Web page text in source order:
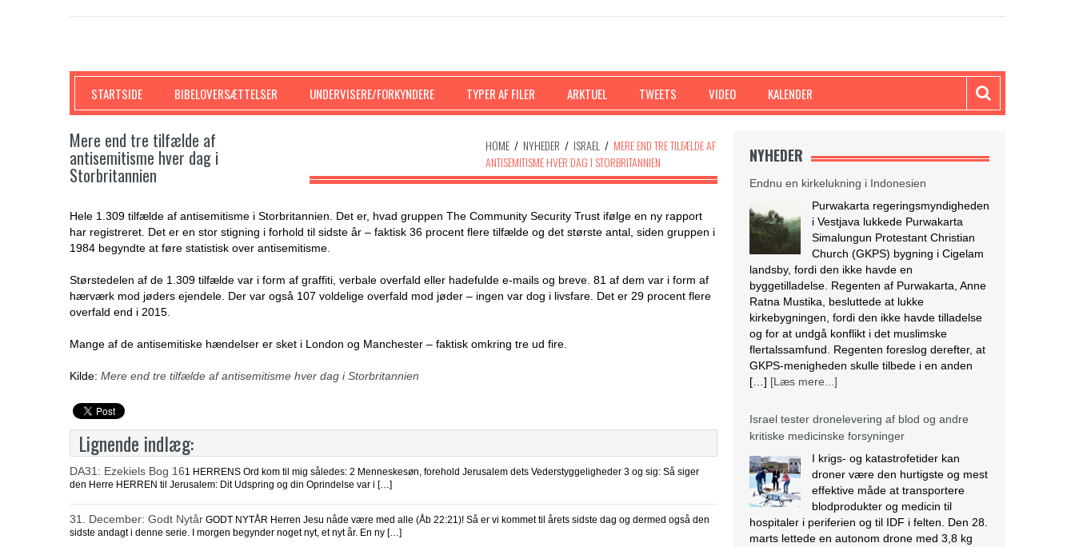
SKRIFTEN
STARTSIDE BIBELOVERSÆTTELSER UNDERVISERE/FORKYNDERE TYPER AF FILER ARKTUEL TWEETS VIDEO KALENDER
HOME / NYHEDER / ISRAEL / MERE END TRE TILFÆLDE AF
ANTISEMITISME HVER DAG I STORBRITANNIEN
Mere end tre tilfælde af
antisemitisme hver dag i
Storbritannien
Hele 1.309 tilfælde af antisemitisme i Storbritannien. Det er, hvad gruppen The Community Security Trust ifølge en ny rapport
har registreret. Det er en stor stigning i forhold til sidste år – faktisk 36 procent flere tilfælde og det største antal, siden gruppen i
1984 begyndte at føre statistisk over antisemitisme.
Størstedelen af de 1.309 tilfælde var i form af graffiti, verbale overfald eller hadefulde e-mails og breve. 81 af dem var i form af
hærværk mod jøders ejendele. Der var også 107 voldelige overfald mod jøder – ingen var dog i livsfare. Det er 29 procent flere
overfald end i 2015.
Mange af de antisemitiske hændelser er sket i London og Manchester – faktisk omkring tre ud fire.
Kilde: Mere end tre tilfælde af antisemitisme hver dag i Storbritannien
Lignende indlæg:
DA31: Ezekiels Bog 161 HERRENS Ord kom til mig således: 2 Menneskesøn, forehold Jerusalem dets Vederstyggeligheder 3 og sig: Så siger
den Herre HERREN til Jerusalem: Dit Udspring og din Oprindelse var i […]
31. December: Godt Nytår GODT NYTÅR Herren Jesu nåde være med alle (Åb 22:21)! Så er vi kommet til årets sidste dag og dermed også den
sidste andagt i denne serie. I morgen begynder noget nyt, et nyt år. En ny […]
NYHEDER
Endnu en kirkelukning i Indonesien
Purwakarta regeringsmyndigheden
i Vestjava lukkede Purwakarta
Simalungun Protestant Christian
Church (GKPS) bygning i Cigelam
landsby, fordi den ikke havde en
byggetilladelse. Regenten af Purwakarta, Anne
Ratna Mustika, besluttede at lukke
kirkebygningen, fordi den ikke havde tilladelse
og for at undgå konflikt i det muslimske
flertalssamfund. Regenten foreslog derefter, at
GKPS-menigheden skulle tilbede i en anden
[…] [Læs mere...]
Israel tester dronelevering af blod og andre
kritiske medicinske forsyninger
I krigs- og katastrofetider kan
droner være den hurtigste og mest
effektive måde at transportere
blodprodukter og medicin til
hospitaler i periferien og til IDF i felten. Den 28.
marts lettede en autonom drone med 3,8 kg